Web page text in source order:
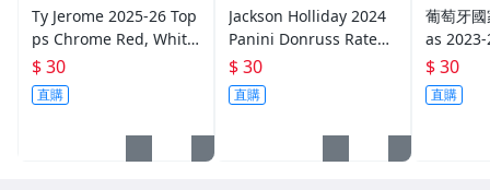
Ty Jerome 2025-26 Top
ps Chrome Red, White,
and Blue Refractor #4
三色亮
$ 30
直購
Jackson Holliday 2024
Panini Donruss Rated
Prospect #184
$ 30
直購
葡萄牙
as
ct FIFA
$ 30
直購